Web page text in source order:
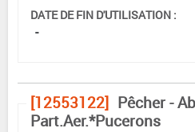
DATE DE FIN D'UTILISATION :
-
[12553122] Pêcher -
Part.Aer.*Pucerons